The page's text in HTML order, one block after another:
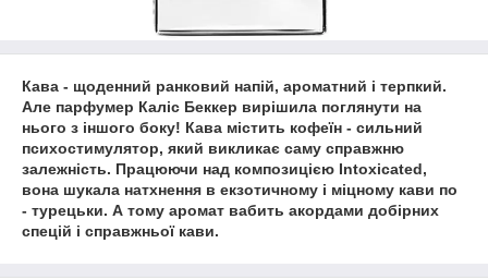
Кава - щоденний ранковий напій, ароматний і терпкий.
Але парфумер Каліс Беккер вирішила поглянути на
нього з іншого боку! Кава містить кофеїн - сильний
психостимулятор, який викликає саму справжню
залежність. Працюючи над композицією Intoxicated,
вона шукала натхнення в екзотичному і міцному кави по
- турецьки. А тому аромат вабить акордами добірних
спецій і справжньої кави.